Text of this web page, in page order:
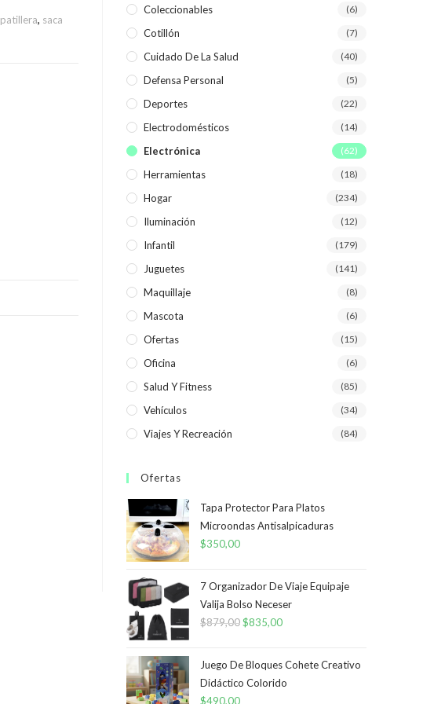
patillera, saca
Coleccionables (6)
Cotillón (7)
Cuidado De La Salud (40)
Defensa Personal (5)
Deportes (22)
Electrodomésticos (14)
Electrónica (62)
Herramientas (18)
Hogar (234)
Iluminación (12)
Infantil (179)
Juguetes (141)
Maquillaje (8)
Mascota (6)
Ofertas (15)
Oficina (6)
Salud Y Fitness (85)
Vehículos (34)
Viajes Y Recreación (84)
Ofertas
Tapa Protector Para Platos
Microondas Antisalpicaduras
$350,00
7 Organizador De Viaje Equipaje
Valija Bolso Neceser
$879,00El
original
era:
$835,00El
actual
es:
Juego De Bloques Cohete Creativo
Didáctico Colorido
$490,00